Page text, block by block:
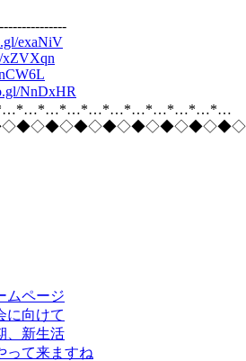
exaNiV
xZVXqn
NnDxHR
ムページ
に向けて
、新生活
って来ますね